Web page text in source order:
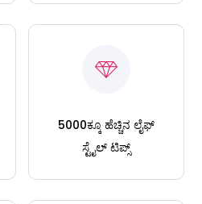
5000ಕ್ಕೂ ಹೆಚ್ಚಿನ ಲೈಫ್
ಸ್ಟೈಲ್ ಟಿಪ್ಸ್